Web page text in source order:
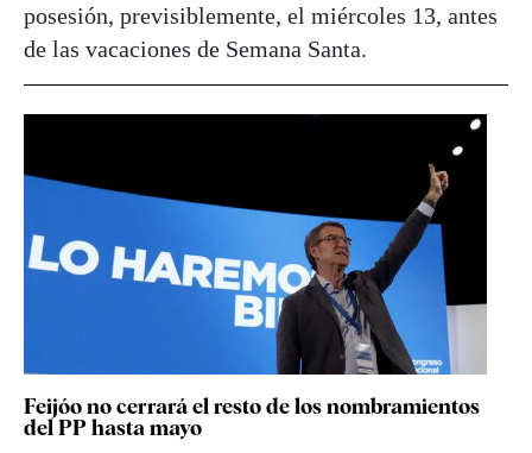
posesión, previsiblemente, el miércoles 13, antes
de las vacaciones de Semana Santa.
Feijóo no cerrará el resto de los nombramientos
del PP hasta mayo